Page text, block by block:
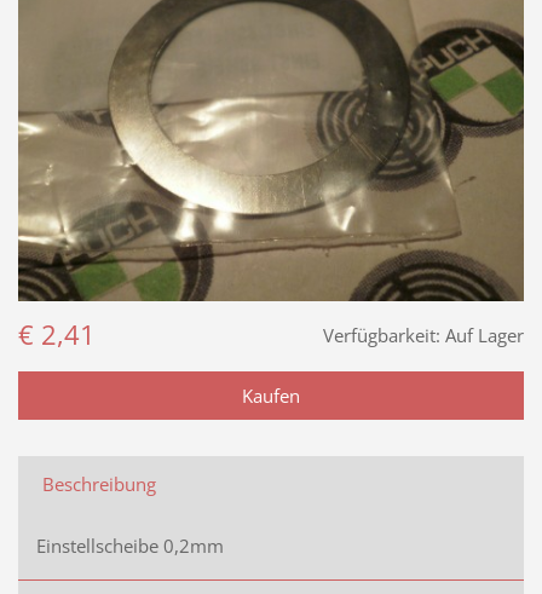
Verfügbarkeit: Auf Lager
€ 2,41
Beschreibung
Einstellscheibe 0,2mm